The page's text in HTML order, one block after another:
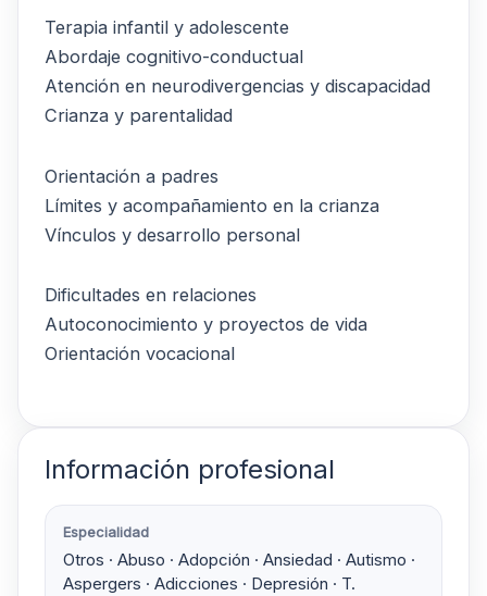
Terapia infantil y adolescente
Abordaje cognitivo-conductual
Atención en neurodivergencias y discapacidad
Crianza y parentalidad
Orientación a padres
Límites y acompañamiento en la crianza
Vínculos y desarrollo personal
Dificultades en relaciones
Autoconocimiento y proyectos de vida
Orientación vocacional
Información profesional
Especialidad
Otros · Abuso · Adopción · Ansiedad · Autismo ·
Aspergers · Adicciones · Depresión · T.